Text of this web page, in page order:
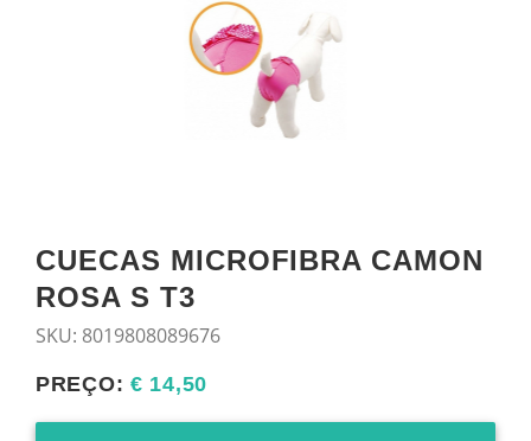
CUECAS MICROFIBRA CAMON
ROSA S T3
SKU: 8019808089676
PREÇO:€ 14,50